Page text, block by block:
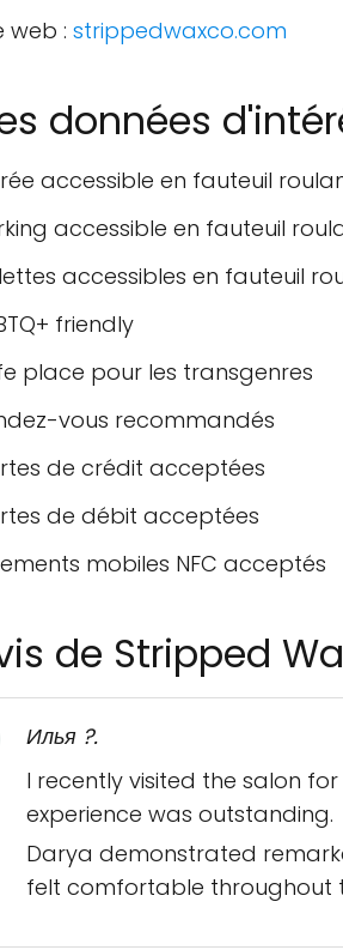
web : strippedwaxco.com
données
accessible en fauteuil
accessible en fauteuil
accessibles en fauteuil
friendly
place pour les transgenres
vous recommandés
de crédit acceptées
de débit acceptées
mobiles NFC acceptés
de Stripped
Илья ?.
I recently visited the salon
experience was outstanding.
Darya demonstrated
felt comfortable throughout